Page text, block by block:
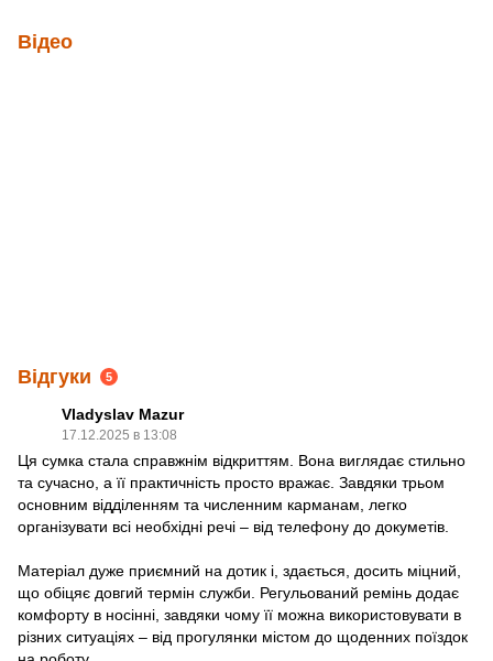
Відео
Відгуки 5
Vladyslav Mazur
17.12.2025 в 13:08
Ця сумка стала справжнім відкриттям. Вона виглядає стильно
та сучасно, а її практичність просто вражає. Завдяки трьом
основним відділенням та численним карманам, легко
організувати всі необхідні речі – від телефону до докуметів.
Матеріал дуже приємний на дотик і, здається, досить міцний,
що обіцяє довгий термін служби. Регульований ремінь додає
комфорту в носінні, завдяки чому її можна використовувати в
різних ситуаціях – від прогулянки містом до щоденних поїздок